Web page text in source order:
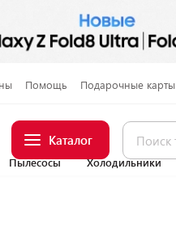
Помощь Подарочные карты
Каталог
Пылесосы Холодильники